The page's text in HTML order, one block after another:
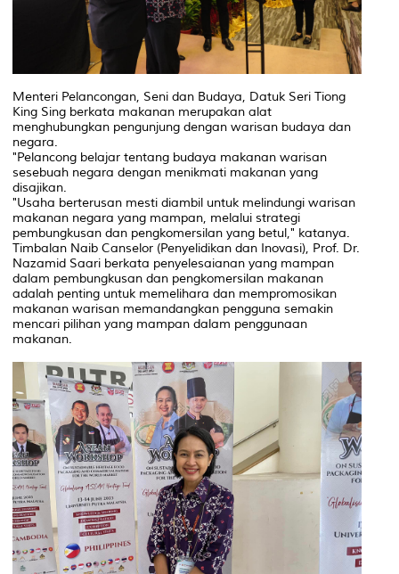
Menteri Pelancongan, Seni dan Budaya, Datuk Seri Tiong
King Sing berkata makanan merupakan alat
menghubungkan pengunjung dengan warisan budaya dan
negara.
"Pelancong belajar tentang budaya makanan warisan
sesebuah negara dengan menikmati makanan yang
disajikan.
"Usaha berterusan mesti diambil untuk melindungi warisan
makanan negara yang mampan, melalui strategi
pembungkusan dan pengkomersilan yang betul," katanya.
Timbalan Naib Canselor (Penyelidikan dan Inovasi), Prof. Dr.
Nazamid Saari berkata penyelesaianan yang mampan
dalam pembungkusan dan pengkomersilan makanan
adalah penting untuk memelihara dan mempromosikan
makanan warisan memandangkan pengguna semakin
mencari pilihan yang mampan dalam penggunaan
makanan.